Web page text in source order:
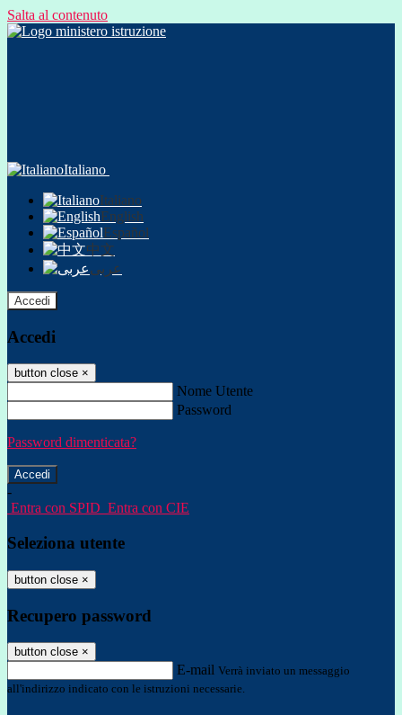
Salta al contenuto
Italiano
Italiano
English
Español
中文
عربى
Accedi
Accedi
button close ×
Nome Utente
Password
Password dimenticata?
-
Entra con SPID Entra con CIE
Seleziona utente
button close ×
Recupero password
button close ×
E-mail Verrà inviato un messaggio
all'indirizzo indicato con le istruzioni necessarie.